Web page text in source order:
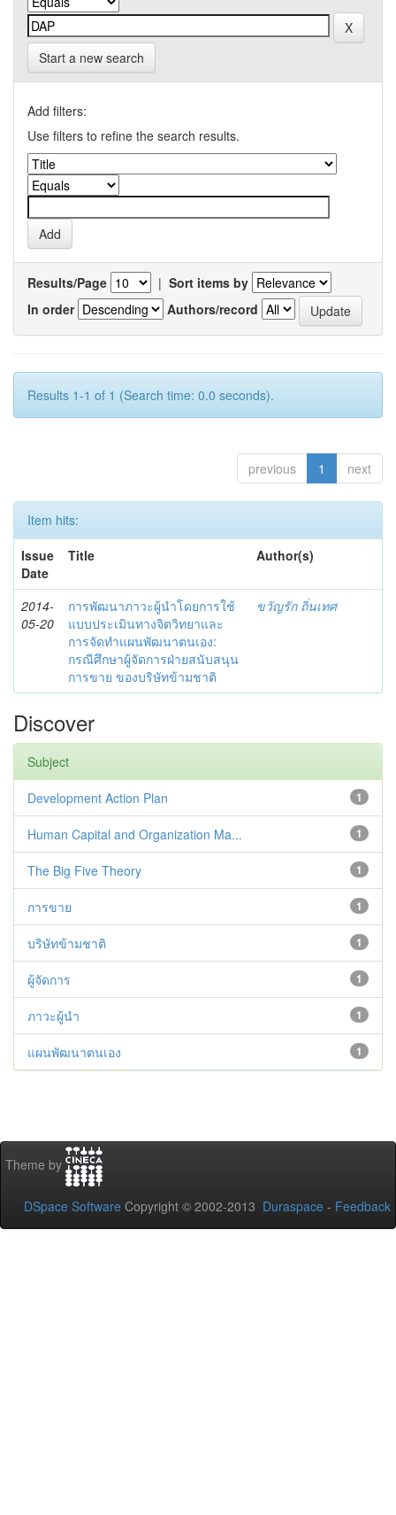
Start a new search
Add filters:
Use filters to refine the search results.
Results/Page | Sort items by
In order
Authors/record
Results 1-1 of 1 (Search time: 0.0 seconds).
previous 1 next
Item hits:
Issue
Date
Title Author(s)
2014-
05-20
การพัฒนาภาวะผู้นำโดยการใช้
แบบประเมินทางจิตวิทยาและ
การจัดทำแผนพัฒนาตนเอง:
กรณีศึกษาผู้จัดการฝ่ายสนับสนุน
การขาย ของบริษัทข้ามชาติ
ขวัญรัก ถิ่นเทศ
Discover
Subject
1
Development Action Plan
1
Human Capital and Organization Ma...
1
The Big Five Theory
1
การขาย
1
บริษัทข้ามชาติ
1
ผู้จัดการ
1
ภาวะผู้นำ
1
แผนพัฒนาตนเอง
Theme by
DSpace Software Copyright © 2002-2013 Duraspace - Feedback